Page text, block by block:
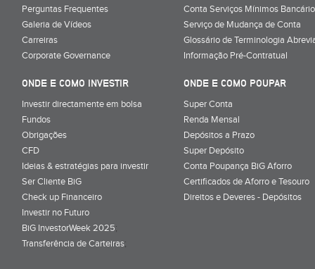
Perguntas Frequentes
Galeria de Vídeos
Carreiras
Corporate Governance
Conta Serviços Mínimos
Serviço de Mudança de Conta
Glossário de Terminologia
Informação Pré-Contratual
ONDE E COMO INVESTIR
Investir directamente em bolsa
Fundos
Obrigações
CFD
Ideias & estratégias para investir
Ser Cliente BiG
Check up Financeiro
Investir no Futuro
BiG InvestorWeek 2025;
Transferência de Carteiras;
ONDE E COMO POUPAR
Super Conta
Renda Mensal
Depósitos a Prazo
Super Depósito
Conta Poupança BiG Aforro
Certificados de Aforro e Tesouro
Direitos e Deveres - Depósitos